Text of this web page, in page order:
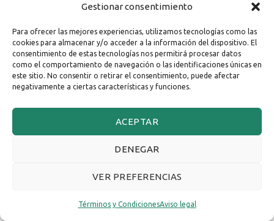
Gestionar consentimiento
Para ofrecer las mejores experiencias, utilizamos tecnologías como las
cookies para almacenar y/o acceder a la información del dispositivo. El
consentimiento de estas tecnologías nos permitirá procesar datos
como el comportamiento de navegación o las identificaciones únicas en
este sitio. No consentir o retirar el consentimiento, puede afectar
negativamente a ciertas características y funciones.
ACEPTAR
DENEGAR
VER PREFERENCIAS
Términos y CondicionesAviso legal